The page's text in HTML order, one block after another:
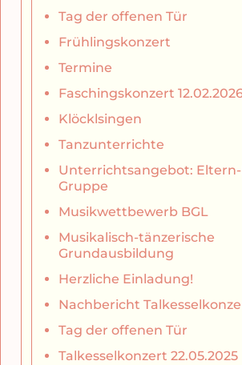
Tag der offenen Tür
Frühlingskonzert
Termine
Faschingskonzert
Klöcklsingen
Tanzunterrichte
Unterrichtsangebot:
Gruppe
Musikwettbewerb BGL
Musikalisch-tänzerische
Grundausbildung
Herzliche Einladung!
Nachbericht
Tag der offenen Tür
Talkesselkonzert 22.05.2025